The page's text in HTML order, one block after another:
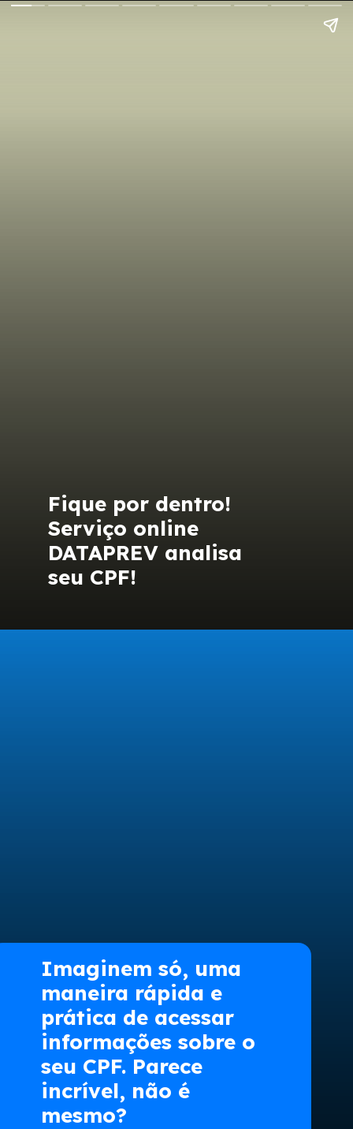
Fique por dentro!
Serviço online
DATAPREV analisa
seu CPF!
Imaginem só, uma
maneira rápida e
prática de acessar
informações sobre o
seu CPF. Parece
incrível, não é
mesmo?